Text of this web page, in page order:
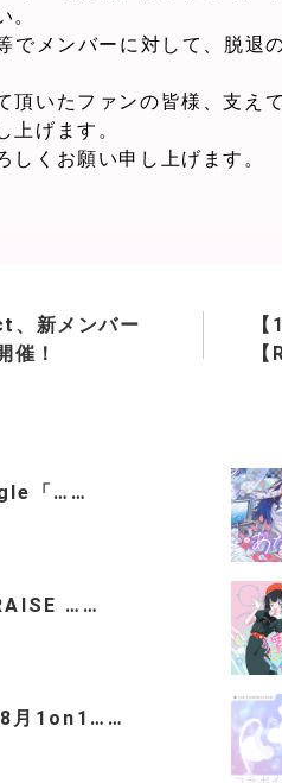
。
でメンバーに対して、脱退
頂いたファンの皆様、支え
上げます。
くお願い申し上げます。
新メンバー
催！
「……
……
月1on1……